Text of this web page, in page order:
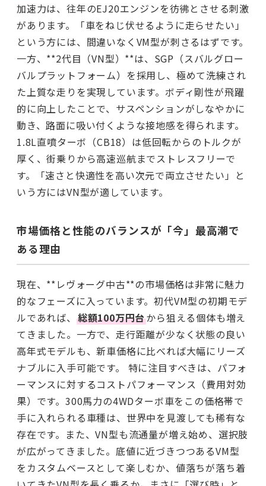
加速力は、往年のEJ20エンジンを彷彿とさせる刺激
があります。「車をねじ伏せるように走らせたい」
という方には、間違いなくVM型が刺さるはずです。
一方、**2代目（VN型）**は、SGP（スバルグロー
バルプラットフォーム）を採用し、極めて洗練され
た上質な走りを実現しています。ボディ剛性が飛躍
的に向上したことで、サスペンションがしなやかに
動き、路面に吸い付くような接地感を得られます。
1.8L直噴ターボ（CB18）は低回転からのトルクが
厚く、街乗りから高速巡航までストレスフリーで
す。「速さと快適性を高い次元で両立させたい」と
いう方にはVN型が適しています。
市場価格と性能のバランスが「今」最高潮で
ある理由
現在、**レヴォーグ中古**の市場価格は非常に魅力
的なフェーズに入っています。初代VM型の初期モデ
ルであれば、 総額100万円台から狙える個体も増え
てきました。一方で、走行距離が少なく状態の良い
高年式モデルも、新車価格に比べれば大幅にリーズ
ナブルに入手可能です。 特に注目すべきは、パフォ
ーマンスに対するコストパフォーマンス（費用対効
果）です。300馬力の4WDターボ車をこの価格帯で
手に入れられる車種は、世界中を見渡しても稀有な
存在です。また、VN型も流通量が増え始め、選択肢
が広がってきました。底値に近づきつつあるVM型
をカスタムベースとして楽しむか、値落ちが落ち着